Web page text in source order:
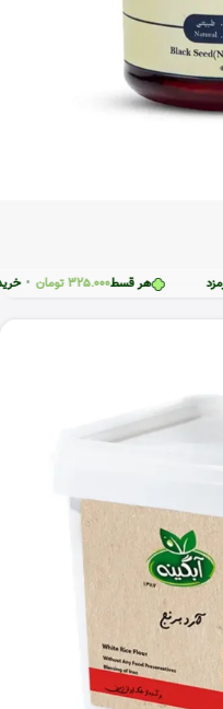
هر قسط325.000تومان • خرید